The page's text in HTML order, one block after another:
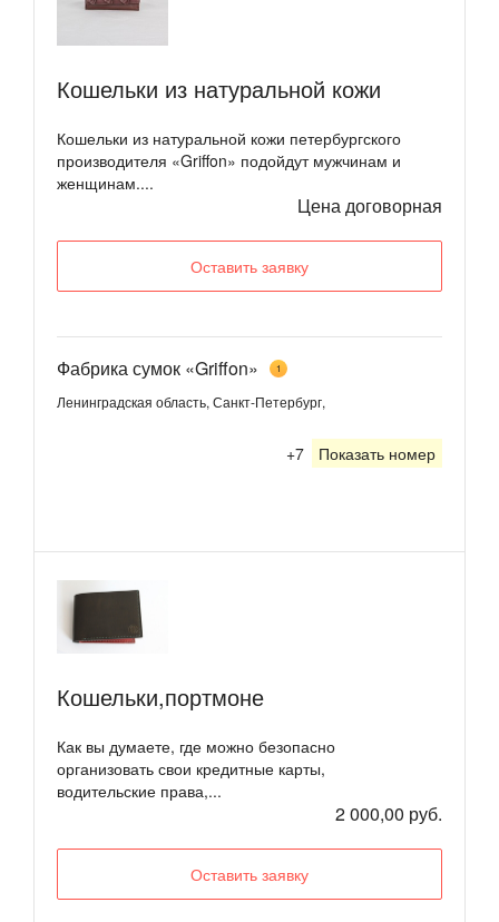
Кошельки из натуральной кожи
Кошельки из натуральной кожи петербургского
производителя «Griffon» подойдут мужчинам и
женщинам....
Цена договорная
Оставить заявку
Фабрика сумок «Griffon» 1
Ленинградская область, Санкт-Петербург,
+7 Показать номер
Кошельки,портмоне
Как вы думаете, где можно безопасно
организовать свои кредитные карты,
водительские права,...
2 000,00 руб.
Оставить заявку